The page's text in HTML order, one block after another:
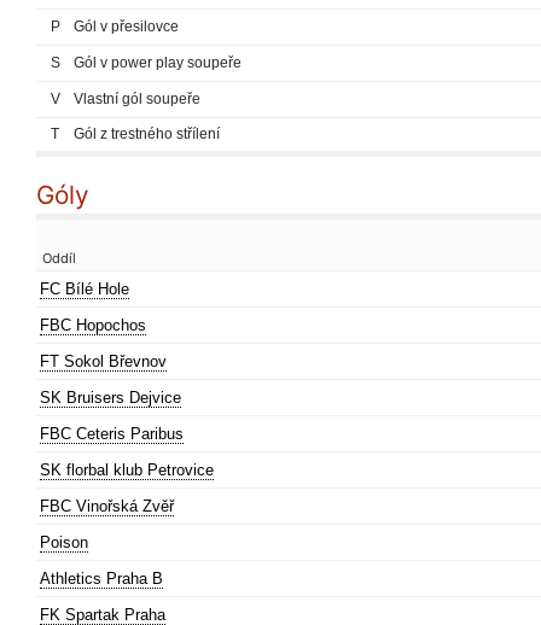
P Gól v přesilovce
S Gól v power play soupeře
V Vlastní gól soupeře
T Gól z trestného střílení
Góly
Oddíl
FC Bílé Hole
FBC Hopochos
FT Sokol Břevnov
SK Bruisers Dejvice
FBC Ceteris Paribus
SK florbal klub Petrovice
FBC Vinořská Zvěř
Poison
Athletics Praha B
FK Spartak Praha